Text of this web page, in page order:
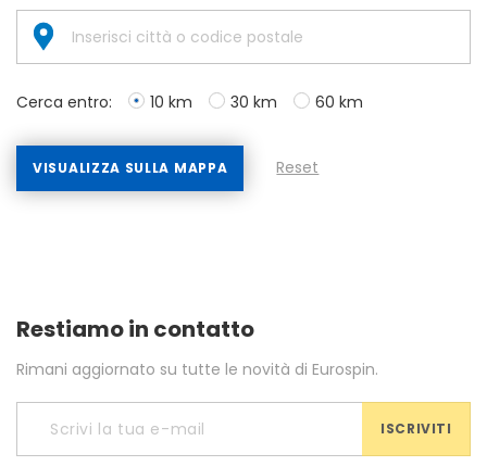
Cerca entro: 10 km 30 km 60 km
VISUALIZZA SULLA MAPPA Reset
Restiamo in contatto
Rimani aggiornato su tutte le novità di Eurospin.
ISCRIVITI